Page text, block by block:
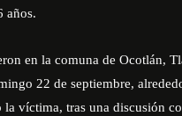
años.
en la comuna de Ocotlán,
22 de septiembre,
la víctima, tras una discusión